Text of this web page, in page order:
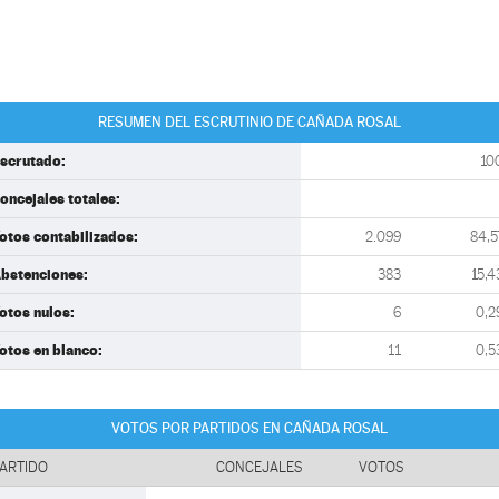
RESUMEN DEL ESCRUTINIO DE CAÑADA ROSAL
totales:
contabilizados: 2.099
383
nulos: 6
en blanco: 11
VOTOS POR PARTIDOS EN CAÑADA ROSAL
CONCEJALES VOTOS